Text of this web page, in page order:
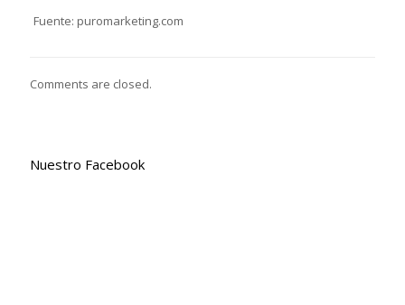
Fuente: puromarketing.com
Comments are closed.
Nuestro Facebook